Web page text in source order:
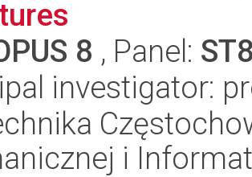
8 , Panel:
investigator:
i